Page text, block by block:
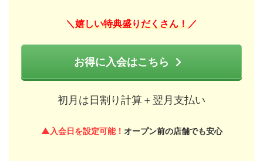
＼ 嬉しい特典盛りだくさん！ ／
お得に入会はこちら
初月は日割り計算＋翌月支払い
▲入会日を設定可能！ オープン前の店舗でも安心